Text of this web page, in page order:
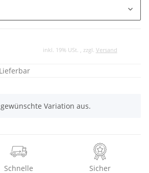
inkl. 19% USt. , zzgl. Versand
Variation aus.
Schnelle
Sicher